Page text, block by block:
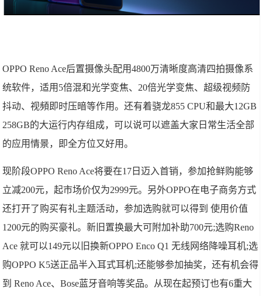
OPPO Reno Ace后置摄像头配用4800万清晰度高清四拍摄像系
统软件，适用5倍混和光学变焦、20倍光学变焦、超级视频防
抖动、视頻即时压暗等作用。还有着骁龙855 CPU和最大12GB
258GB的大运行内存组成，可以说可以遮盖大家日常生活全部
的应用情景，即全方位又好用。
现阶段OPPO Reno Ace将要在17日迈入首销，参加抢鲜购能够
立减200元，起市场价仅为2999元。另外OPPO在电子商务方式
还打开了购买有礼主题活动，参加选购就可以得到 使用价值
1200元的购买豪礼。新旧置换最大可附加补助700元;选购Reno
Ace 就可以149元以旧换新OPPO Enco Q1 无线网络降噪耳机;选
购OPPO K5送正品半入耳式耳机;还能够参加抽奖，还有机会得
到 Reno Ace、Bose蓝牙音响等奖品。从现在起预订也有6重大